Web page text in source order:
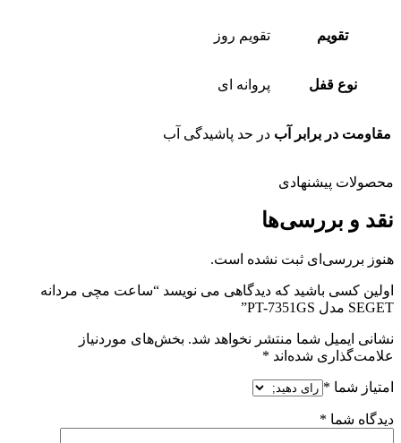
تقویم تقویم روز
نوع قفل پروانه ای
مقاومت در برابر آب در حد پاشیدگی آب
محصولات پیشنهادی
نقد و بررسی‌ها
هنوز بررسی‌ای ثبت نشده است.
اولین کسی باشید که دیدگاهی می نویسد “ساعت مچی مردانه
SEGET مدل PT-7351GS”
نشانی ایمیل شما منتشر نخواهد شد. بخش‌های موردنیاز
علامت‌گذاری شده‌اند *
امتیاز شما *
دیدگاه شما *